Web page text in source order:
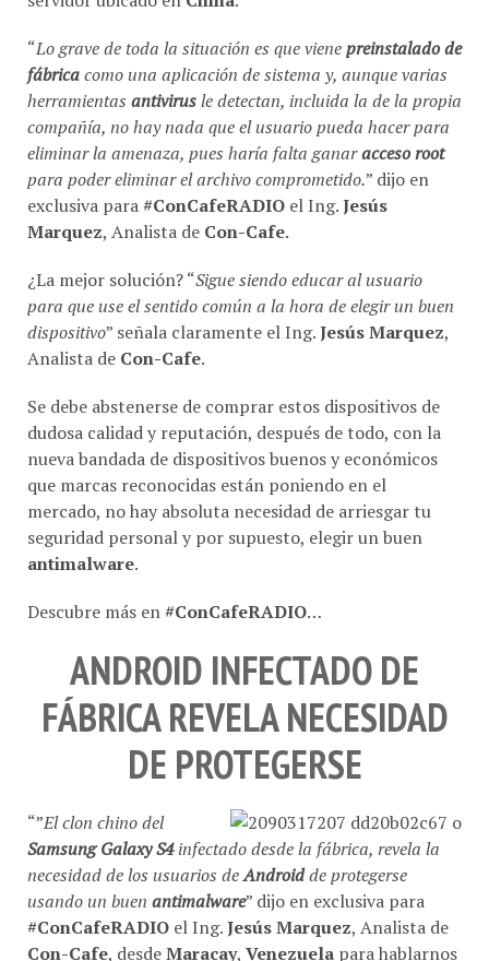
fábricacomo una aplicación de sistema y, aunque varias
herramientasantivirusle detectan, incluida la de la propia
compañía, no hay nada que el usuario pueda hacer para
eliminar la amenaza, pues haría falta ganaracceso root
para poder eliminar el archivo comprometido.” dijo en
exclusiva para#ConCafeRADIOel Ing.Jesús
Marquez , Analista deCon-Cafe
para que use el sentido común a la hora de elegir un buen
dispositivo” señala claramente el Ing.Jesús Marquez,
Analista deCon-Cafe.
dudosa calidad y reputación, después de todo, con la
nueva bandada de dispositivos buenos y económicos
que marcas reconocidas están poniendo en el
mercado, no hay absoluta necesidad de arriesgar tu
seguridad personal y por supuesto, elegir un buen
antimalware.
ANDROID INFECTADO DE
FÁBRICA REVELA NECESIDAD
DE PROTEGERSE
Samsung Galaxy S4
infectado desde la fábrica, revela la
necesidad de los usuarios deAndroidde protegerse
usando un buen antimalware” dijo en exclusiva para
#ConCafeRADIOel Ing.Jesús Marquez, Analista de
Con-Cafe, desdeMaracay,Venezuelapara hablarnos